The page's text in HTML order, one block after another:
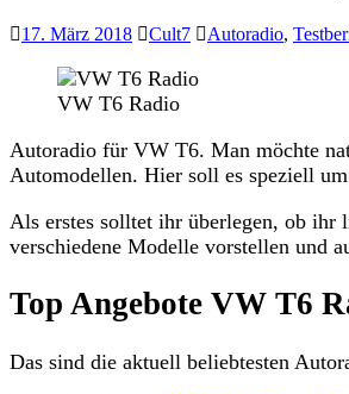
17. März 2018 Cult7 Autoradio,
VW T6 Radio
Autoradio für VW T6. Man möchte
Automodellen. Hier soll es speziell
Als erstes solltet ihr überlegen, ob ihr
verschiedene Modelle vorstellen und
Top Angebote VW T6
Das sind die aktuell beliebtesten